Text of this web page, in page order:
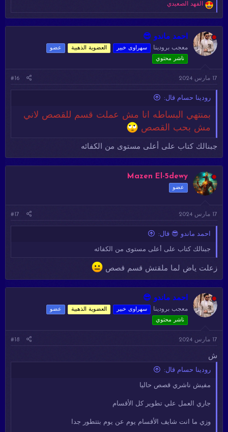
ت
ف
ا
ع
ل
ت
الفهد الصعيدي
احمد ماندو 😎
معجب برودينا سهراوى خبير العضوية الذهبية
عضو
ناشر محتوي
17 مارس 2024 #16
رودينا حسام قال:
بمنتهي البساطه انا مش عملت قسم للقصص لاني
مش بحب القصص
جبنالك كتاب على أعلى مستوى من الكفائه
Mazen El-5dewy
عضو
17 مارس 2024 #17
احمد ماندو 😎 قال:
جبنالك كتاب على أعلى مستوى من الكفائه
زعلت ياض لما ملقتش قسم قصص
احمد ماندو 😎
معجب برودينا سهراوى خبير العضوية الذهبية
عضو
ناشر محتوي
17 مارس 2024 #18
ش
رودينا حسام قال:
مفيش ناشري قصص حاليا
جاري العمل علي تطوير كل الأقسام
وزي ما انت شايف الأقسام يوم عن يوم بتتطور جدا